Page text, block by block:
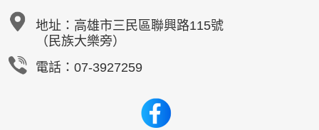
地址： 高雄市三民區聯興路115號
（民族大樂旁）
電話：07-3927259